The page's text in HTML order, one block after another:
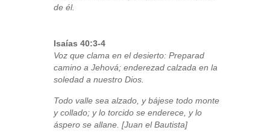
de él.
Isaías 40:3-4
Voz que clama en el desierto: Preparad
camino a Jehová; enderezad calzada en la
soledad a nuestro Dios.
Todo valle sea alzado, y bájese todo monte
y collado; y lo torcido se enderece, y lo
áspero se allane. [Juan el Bautista]